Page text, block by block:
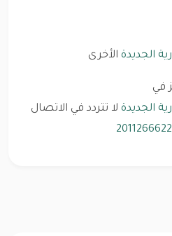
الجديدة الأخرى
في
الجديدة لا تتردد في الاتصال